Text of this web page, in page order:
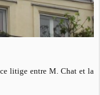
litige entre M. Chat et la